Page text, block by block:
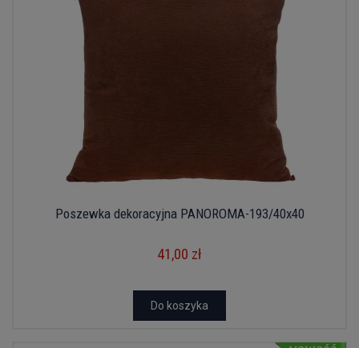
Poszewka dekoracyjna PANOROMA-193/40x40
41,00 zł
Do koszyka